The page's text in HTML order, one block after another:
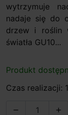
wytrzymuje
nadaje się do
drzew i roślin
światła GU10...
Produkt
Czas realizacji:
 